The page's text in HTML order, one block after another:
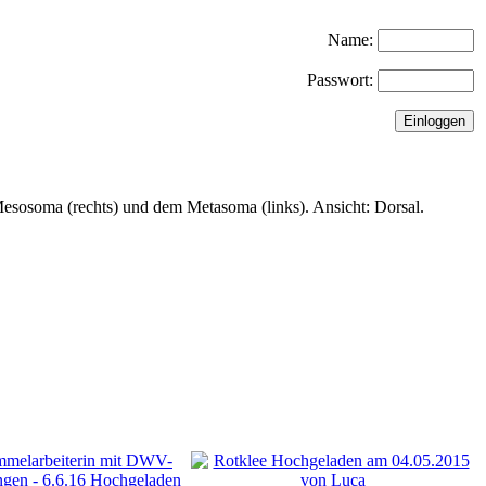
Name:
Passwort:
(rechts) und dem Metasoma (links). Ansicht: Dorsal.